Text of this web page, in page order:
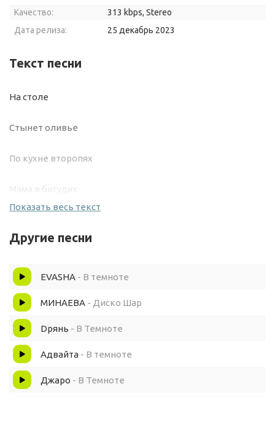
Качество:
313 kbps, Stereo
Дата релиза:
25 декабрь 2023
Текст песни
На столе
Стынет оливье
По кухне второпях
Мама в бигудях
Елка вся в огнях
Без пяти на часах
Папа крутит отверткой ТВ
Новый год в темноте
Главное жив сам
Показать весь текст
Другие песни
EVASHA - В темноте
МИНАЕВА - Диско Шар
Dрянь - В Темноте
Адвайта - В темноте
Джаро - В Темноте